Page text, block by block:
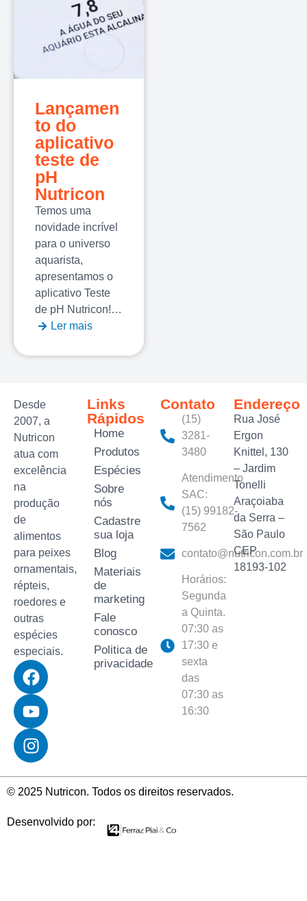
Lançamen
to do
aplicativo
teste de
pH
Nutricon
Temos uma
novidade incrível
para o universo
aquarista,
apresentamos o
aplicativo Teste
de pH Nutricon!…
Ler mais
Links
Rápidos
Home
Produtos
Espécies
Sobre
nós
Cadastre
sua loja
Blog
Materiais
de
marketing
Fale
conosco
Politica de
privacidade
Contato
(15)
3281-
3480‬
Atendimento
SAC:
(15) 99182-
7562
contato@nutricon.com.br
Horários:
Segunda
a Quinta.
07:30 as
17:30 e
sexta
das
07:30 as
16:30
Endereço
Rua José
Ergon
Knittel, 130
– Jardim
Tonelli
Araçoiaba
da Serra –
São Paulo
CEP
18193-102
Desde
2007, a
Nutricon
atua com
excelência
na
produção
de
alimentos
para peixes
ornamentais,
répteis,
roedores e
outras
espécies
especiais.
© 2025 Nutricon. Todos os direitos reservados.
Desenvolvido por: